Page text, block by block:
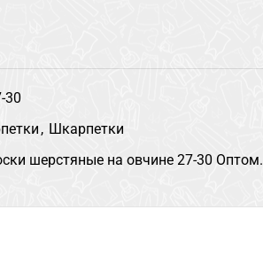
30
, Шкарпетки
шерстяные на овчине 27-30 Оптом.